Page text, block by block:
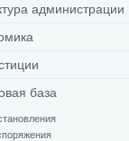
администрации
база